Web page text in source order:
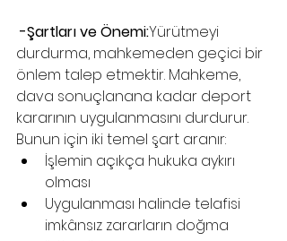
-Şartları ve Önemi:Yürütmeyi
durdurma, mahkemeden geçici bir
önlem talep etmektir. Mahkeme,
dava sonuçlanana kadar deport
kararının uygulanmasını durdurur.
Bunun için iki temel şart aranır:
İşlemin açıkça hukuka aykırı
olması
Uygulanması halinde telafisi
imkânsız zararların doğma